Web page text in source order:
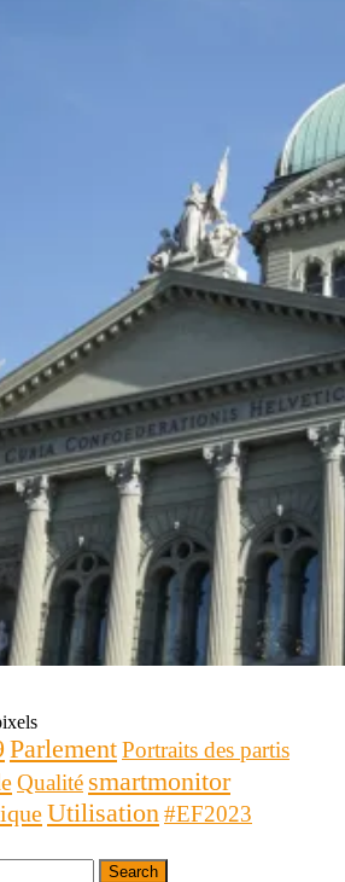
ParlementPortraits des partis
Qualité smartmonitor
Utilisation #EF2023